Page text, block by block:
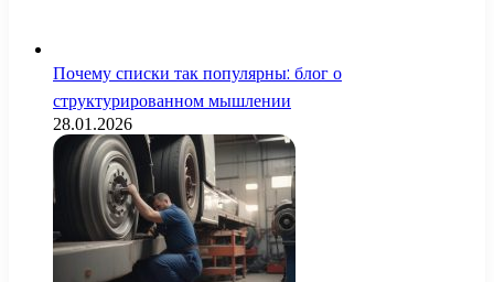
Почему списки так популярны: блог о
структурированном мышлении
28.01.2026